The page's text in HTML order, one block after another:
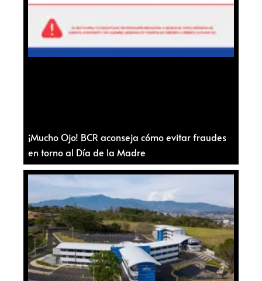
¡Mucho Ojo! BCR aconseja cómo evitar fraudes
en torno al Día de la Madre